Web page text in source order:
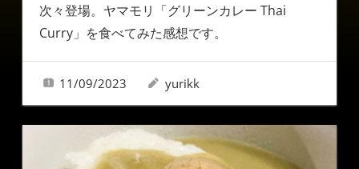
次々登場。ヤマモリ「グリーンカレー Thai
Curry」を食べてみた感想です。
11/09/2023 yurikk